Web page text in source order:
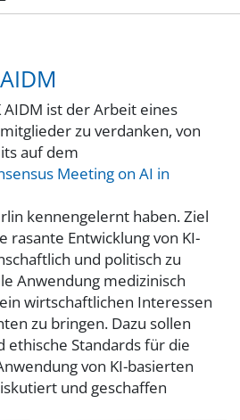
AIDM ist der Arbeit eines
zu verdanken, von
auf dem
Meeting on AI in
kennengelernt haben. Ziel
rasante Entwicklung von KI-
und politisch zu
Anwendung medizinisch
wirtschaftlichen Interessen
zu bringen. Dazu sollen
ethische Standards für die
von KI-basierten
und geschaffen